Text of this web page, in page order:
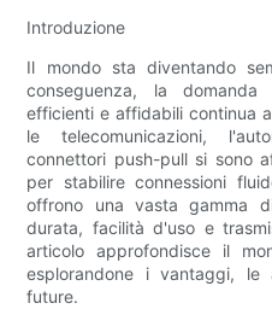
Introduzione
Il mondo sta diventando
conseguenza, la
efficienti e affidabili continua
le telecomunicazioni,
connettori push-pull si sono
per stabilire connessioni
offrono una vasta gamma
durata, facilità d'uso e
articolo approfondisce il
esplorandone i vantaggi,
future.